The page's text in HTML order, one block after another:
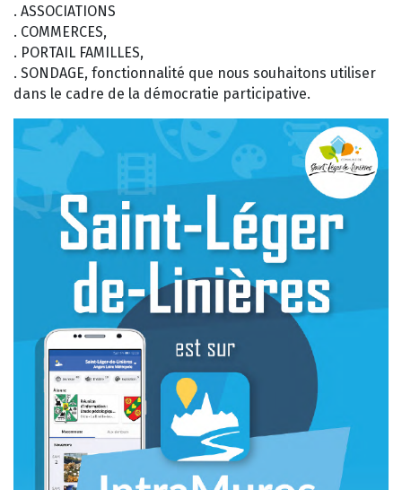
. ASSOCIATIONS
. COMMERCES,
. PORTAIL FAMILLES,
. SONDAGE, fonctionnalité que nous souhaitons utiliser
dans le cadre de la démocratie participative.